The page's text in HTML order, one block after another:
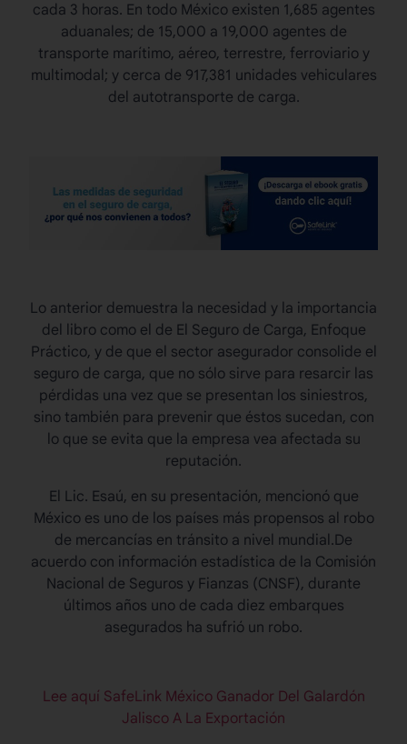
cada 3 horas. En todo México existen 1,685 agentes
aduanales; de 15,000 a 19,000 agentes de
transporte marítimo, aéreo, terrestre, ferroviario y
multimodal; y cerca de 917,381 unidades vehiculares
del autotransporte de carga.
Lo anterior demuestra la necesidad y la importancia
del libro como el de El Seguro de Carga, Enfoque
Práctico, y de que el sector asegurador consolide el
seguro de carga, que no sólo sirve para resarcir las
pérdidas una vez que se presentan los siniestros,
sino también para prevenir que éstos sucedan, con
lo que se evita que la empresa vea afectada su
reputación.
El Lic. Esaú, en su presentación, mencionó que
México es uno de los países más propensos al robo
de mercancías en tránsito a nivel mundial.De
acuerdo con información estadística de la Comisión
Nacional de Seguros y Fianzas (CNSF), durante
últimos años uno de cada diez embarques
asegurados ha sufrió un robo.
Lee aquí SafeLink México Ganador Del Galardón
Jalisco A La Exportación